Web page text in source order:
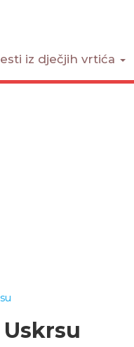
iz dječjih vrtića